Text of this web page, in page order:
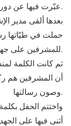
عبّرت فيها عن دور الاشراف التعليمي في الميدان التربوي.
بعدها ألقى مدير
حملت في طيّاتها
للمشرفين على جهودهم المثمرة في دعم العملية التعليمية.
ثم كانت الكلمة
أن المشرفين هم
وصون رسالتها.
واختتم الحفل
أثنى فيها على